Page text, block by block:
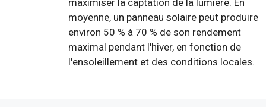
moyenne, un panneau solaire peut produire
environ 50 % à 70 % de son rendement
maximal pendant l'hiver, en fonction de
l'ensoleillement et des conditions locales.